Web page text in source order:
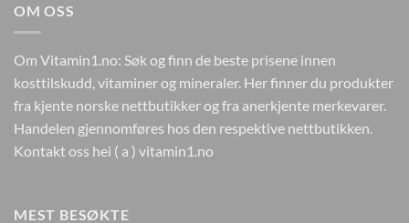
OM OSS
Om Vitamin1.no: Søk og finn de beste prisene innen
kosttilskudd, vitaminer og mineraler. Her finner du produkter
fra kjente norske nettbutikker og fra anerkjente merkevarer.
Handelen gjennomføres hos den respektive nettbutikken.
Kontakt oss hei ( a ) vitamin1.no
MEST BESØKTE